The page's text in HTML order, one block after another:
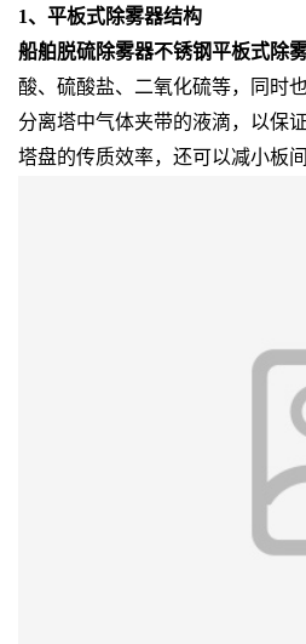
1、平板式除雾器结构
船舶脱硫除雾器不锈钢平板式除
酸、硫酸盐、二氧化硫等，同时
分离塔中气体夹带的液滴，以保
塔盘的传质效率，还可以减小板